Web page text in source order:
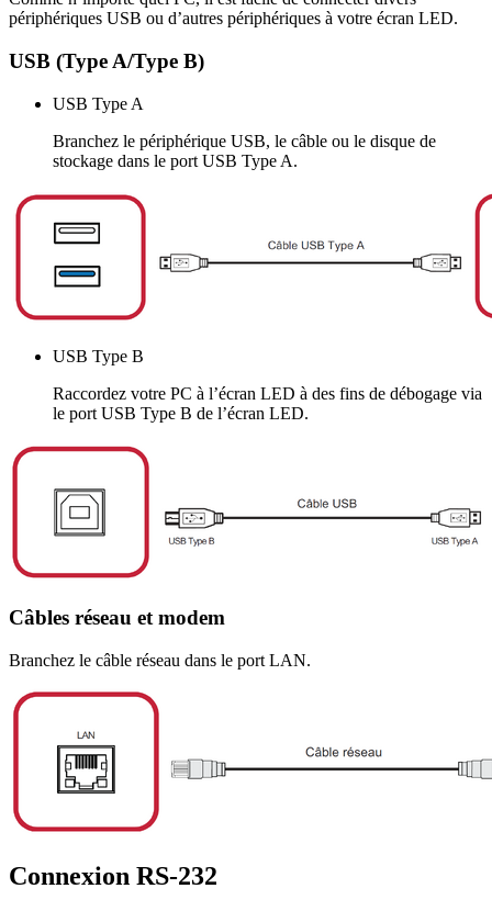
périphériques USB ou d’autres périphériques à votre écran LED.
USB (Type A/Type B)
USB Type A
Branchez le périphérique USB, le câble ou le disque de
stockage dans le port USB Type A.
USB Type B
Raccordez votre PC à l’écran LED à des fins de débogage via
le port USB Type B de l’écran LED.
Câbles réseau et modem
Branchez le câble réseau dans le port LAN.
Connexion RS-232